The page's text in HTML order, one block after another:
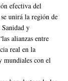
efectiva del
unirá la región de
y
alianzas entre
real en la
mundiales con el